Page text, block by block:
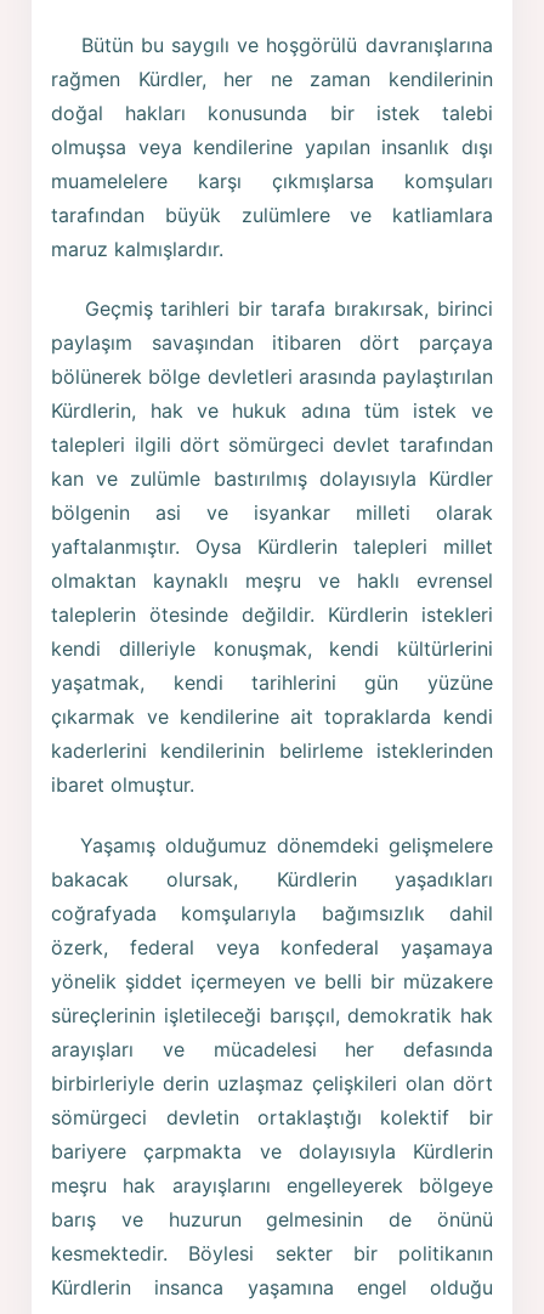
Bütün bu saygılı ve hoşgörülü davranışlarına
rağmen Kürdler, her ne zaman kendilerinin
doğal hakları konusunda bir istek talebi
olmuşsa veya kendilerine yapılan insanlık dışı
muamelelere karşı çıkmışlarsa komşuları
tarafından büyük zulümlere ve katliamlara
maruz kalmışlardır.
Geçmiş tarihleri bir tarafa bırakırsak, birinci
paylaşım savaşından itibaren dört parçaya
bölünerek bölge devletleri arasında paylaştırılan
Kürdlerin, hak ve hukuk adına tüm istek ve
talepleri ilgili dört sömürgeci devlet tarafından
kan ve zulümle bastırılmış dolayısıyla Kürdler
bölgenin asi ve isyankar milleti olarak
yaftalanmıştır. Oysa Kürdlerin talepleri millet
olmaktan kaynaklı meşru ve haklı evrensel
taleplerin ötesinde değildir. Kürdlerin istekleri
kendi dilleriyle konuşmak, kendi kültürlerini
yaşatmak, kendi tarihlerini gün yüzüne
çıkarmak ve kendilerine ait topraklarda kendi
kaderlerini kendilerinin belirleme isteklerinden
ibaret olmuştur.
Yaşamış olduğumuz dönemdeki gelişmelere
bakacak olursak, Kürdlerin yaşadıkları
coğrafyada komşularıyla bağımsızlık dahil
özerk, federal veya konfederal yaşamaya
yönelik şiddet içermeyen ve belli bir müzakere
süreçlerinin işletileceği barışçıl, demokratik hak
arayışları ve mücadelesi her defasında
birbirleriyle derin uzlaşmaz çelişkileri olan dört
sömürgeci devletin ortaklaştığı kolektif bir
bariyere çarpmakta ve dolayısıyla Kürdlerin
meşru hak arayışlarını engelleyerek bölgeye
barış ve huzurun gelmesinin de önünü
kesmektedir. Böylesi sekter bir politikanın
Kürdlerin insanca yaşamına engel olduğu